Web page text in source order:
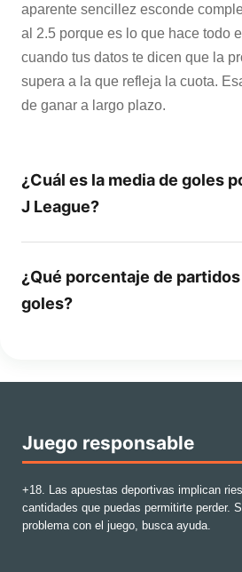
aparente sencillez esconde
al 2.5 porque es lo que hace todo
cuando tus datos te dicen que la
supera a la que refleja la cuota.
de ganar a largo plazo.
¿Cuál es la media de goles
J League?
¿Qué porcentaje de
goles?
Juego responsable
+18. Las apuestas deportivas implican
cantidades que puedas permitirte perder.
problema con el juego, busca ayuda.